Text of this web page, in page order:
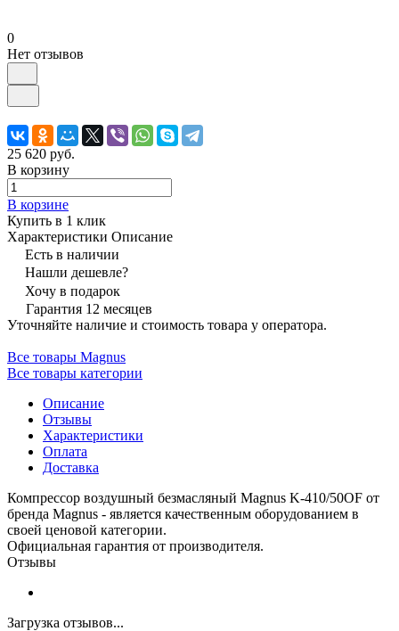
0
Нет отзывов
25 620 руб.
В корзину
В корзине
Купить в 1 клик
Характеристики Описание
Есть в наличии
Нашли дешевле?
Хочу в подарок
Гарантия 12 месяцев
Уточняйте наличие и стоимость товара у оператора.
Все товары Magnus
Все товары категории
Описание
Отзывы
Характеристики
Оплата
Доставка
Компрессор воздушный безмасляный Magnus K-410/50OF от
бренда Magnus - является качественным оборудованием в
своей ценовой категории.
Официальная гарантия от производителя.
Отзывы
Загрузка отзывов...